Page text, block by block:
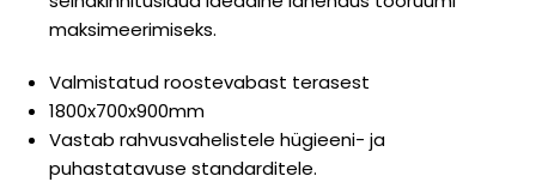
maksimeerimiseks.
Valmistatud roostevabast terasest
1800x700x900mm
Vastab rahvusvahelistele hügieeni- ja
puhastatavuse standarditele.